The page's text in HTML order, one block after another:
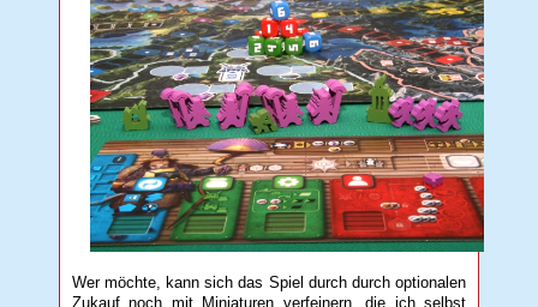
Wer möchte, kann sich das Spiel durch durch optionalen
Zukauf noch mit Miniaturen verfeinern, die ich selbst